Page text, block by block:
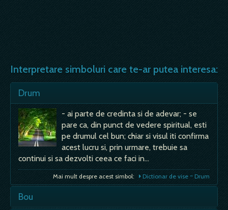
Interpretare simboluri care te-ar putea interesa:
Drum
- ai parte de credinta si de adevar; - se
pare ca, din punct de vedere spiritual, esti
pe drumul cel bun; chiar si visul iti confirma
acest lucru si, prin urmare, trebuie sa
continui si sa dezvolti ceea ce faci in…
Mai mult despre acest simbol: Dictionar de vise ~ Drum
Bou